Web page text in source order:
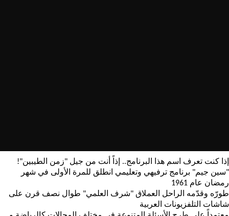
إذا كنت تعرف اسم هذا البرنامج.. إذاً أنت من جيل "زمن الطيبين"!
"سين جيم" برنامج ترفيهي وتعليمي انطلق للمرة الأولى في شهر
رمضان عام 1961
طورّه وقدّمه الراحل العملاق "شرف العلمي" طوال نصف قرن على
شاشات التلفزيونات العربية